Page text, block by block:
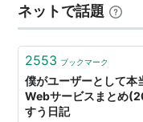
ーに詳しいわけでは
イトユーザーで、こ
人々だという。ちょ
ネットで話題
2553 ブックマーク
僕がユーザーとして本
Webサービスまとめ
すう日記